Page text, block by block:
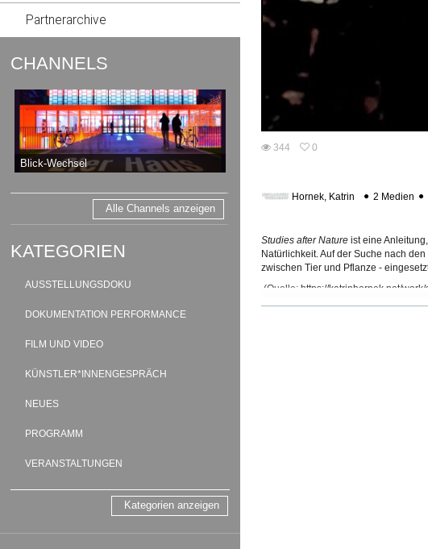
Partnerarchive
CHANNELS
Blick-Wechsel
Alle Channels anzeigen
KATEGORIEN
AUSSTELLUNGSDOKU
DOKUMENTATION PERFORMANCE
FILM UND VIDEO
KÜNSTLER*INNENGESPRÄCH
NEUES
PROGRAMM
VERANSTALTUNGEN
Kategorien anzeigen
344
0
Hornek, Katrin 2 Medien
Studies after Nature ist eine
Natürlichkeit. Auf der Suche nach
zwischen Tier und Pflanze -
(Quelle:https://katrinhornek.net/